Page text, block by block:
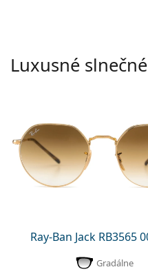
Luxusné
Ray-Ban Jack RB3565
Gradálne